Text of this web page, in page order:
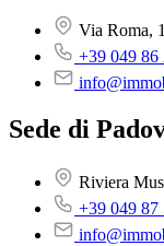
Via Roma,
+39 049 86
Sede di
Riviera
+39 049 87